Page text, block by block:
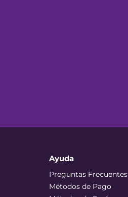
Ayuda
Preguntas Frecuentes
Métodos de Pago